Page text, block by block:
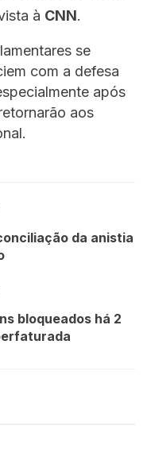
à CNN.
se
com a defesa
após
aos
da anistia
bloqueados há 2